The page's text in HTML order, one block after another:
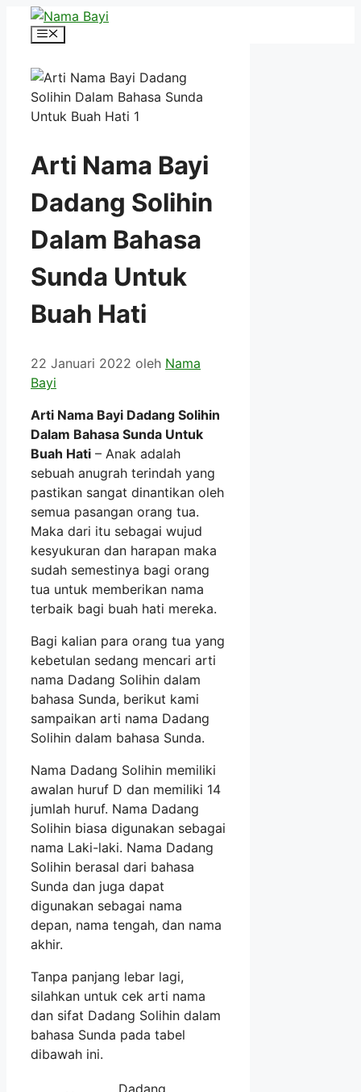
Langsung
Menu
Arti Nama Bayi
Dadang Solihin
Dalam Bahasa
Sunda Untuk
Buah Hati
22 Januari 2022 oleh Nama
Bayi
Arti Nama Bayi Dadang Solihin
Dalam Bahasa Sunda Untuk
Buah Hati – Anak adalah
sebuah anugrah terindah yang
pastikan sangat dinantikan oleh
semua pasangan orang tua.
Maka dari itu sebagai wujud
kesyukuran dan harapan maka
sudah semestinya bagi orang
tua untuk memberikan nama
terbaik bagi buah hati mereka.
Bagi kalian para orang tua yang
kebetulan sedang mencari arti
nama Dadang Solihin dalam
bahasa Sunda, berikut kami
sampaikan arti nama Dadang
Solihin dalam bahasa Sunda.
Nama Dadang Solihin memiliki
awalan huruf D dan memiliki 14
jumlah huruf. Nama Dadang
Solihin biasa digunakan sebagai
nama Laki-laki. Nama Dadang
Solihin berasal dari bahasa
Sunda dan juga dapat
digunakan sebagai nama
depan, nama tengah, dan nama
akhir.
Tanpa panjang lebar lagi,
silahkan untuk cek arti nama
dan sifat Dadang Solihin dalam
bahasa Sunda pada tabel
dibawah ini.
Dadang